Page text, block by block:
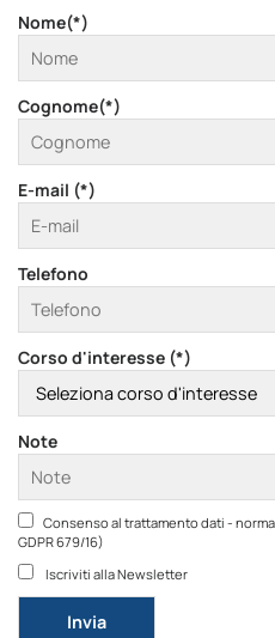
Nome(*)
Cognome(*)
E-mail (*)
Telefono
Corso d'interesse (*)
Note
Consenso al trattamento dati -
GDPR 679/16)
Iscriviti alla Newsletter
Si prega di lasciare vuoto questo